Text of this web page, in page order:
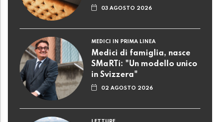
03 AGOSTO 2026
MEDICI IN PRIMA LINEA
Medici di famiglia, nasce
SMaRTi: "Un modello unico
in Svizzera"
02 AGOSTO 2026